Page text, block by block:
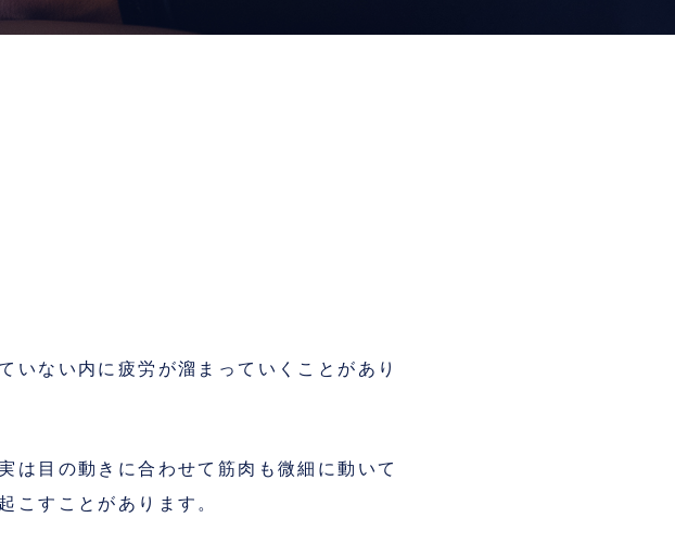
いない内に疲労が溜まっていくことがあり
は目の動きに合わせて筋肉も微細に動いて
こすことがあります。